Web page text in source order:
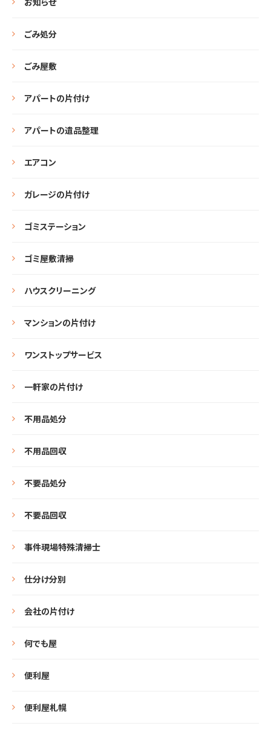
ごみ処分
ごみ屋敷
アパートの片付け
アパートの遺品整理
エアコン
ガレージの片付け
ゴミステーション
ゴミ屋敷清掃
ハウスクリーニング
マンションの片付け
ワンストップサービス
一軒家の片付け
不用品処分
不用品回収
不要品処分
不要品回収
事件現場特殊清掃士
仕分け分別
会社の片付け
何でも屋
便利屋
便利屋札幌